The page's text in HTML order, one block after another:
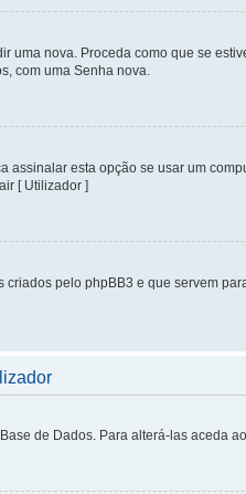
uma nova. Proceda como que se
com uma Senha nova.
assinalar esta opção se usar um
[ Utilizador ]
criados pelo phpBB3 e que servem
de Dados. Para alterá-las aceda